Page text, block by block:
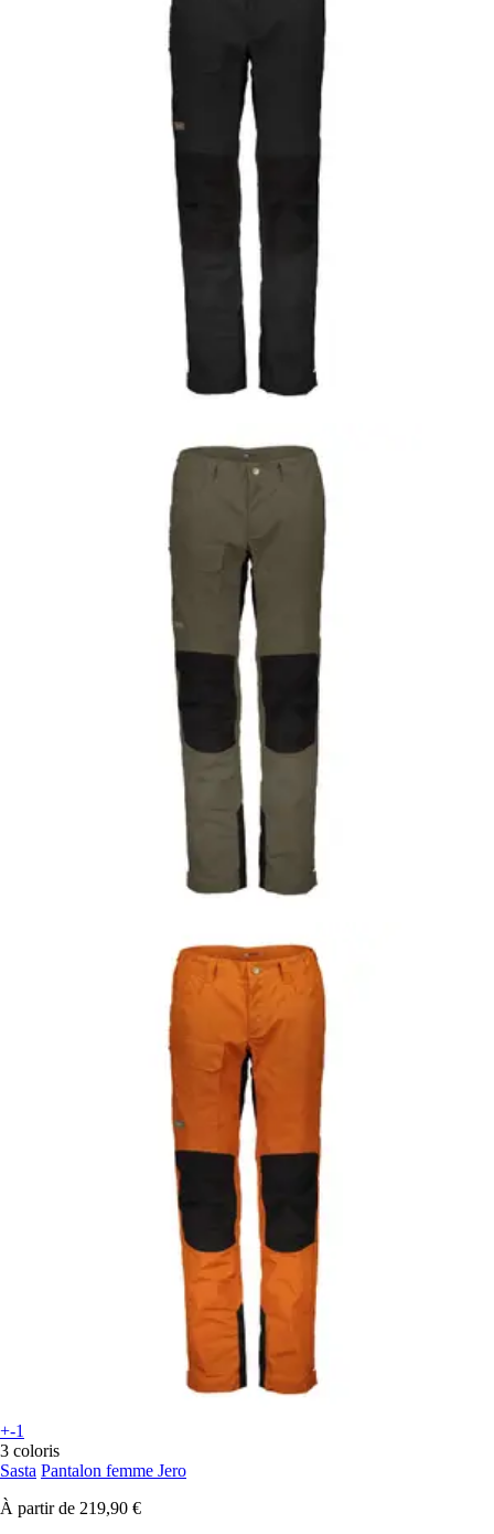
+-1
3 coloris
Sasta Pantalon femme Jero
À partir de 219,90 €